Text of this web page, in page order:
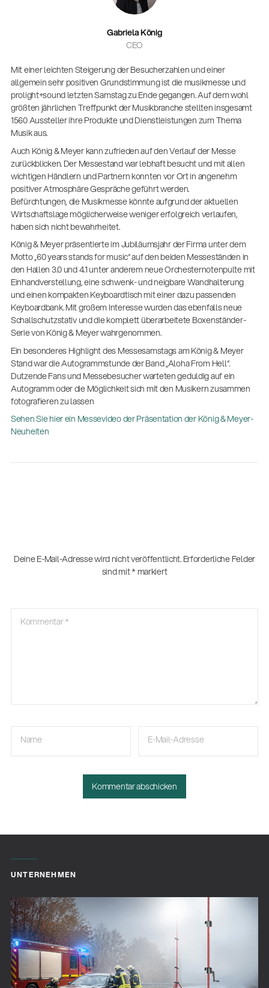
14766-000-55
Akustikgitarren-Spielständer
Gabriela König
CEO
Mit einer leichten Steigerung der Besucherzahlen und einer
allgemein sehr positiven Grundstimmung ist die musikmesse und
prolight+sound letzten Samstag zu Ende gegangen. Auf dem wohl
größten jährlichen Treffpunkt der Musikbranche stellten insgesamt
1560 Aussteller ihre Produkte und Dienstleistungen zum Thema
Musik aus.
Auch König & Meyer kann zufrieden auf den Verlauf der Messe
zurückblicken. Der Messestand war lebhaft besucht und mit allen
wichtigen Händlern und Partnern konnten vor Ort in angenehm
positiver Atmosphäre Gespräche geführt werden.
Befürchtungen, die Musikmesse könnte aufgrund der aktuellen
Wirtschaftslage möglicherweise weniger erfolgreich verlaufen,
haben sich nicht bewahrheitet.
König & Meyer präsentierte im Jubiläumsjahr der Firma unter dem
Motto „60 years stands for music“ auf den beiden Messeständen in
den Hallen 3.0 und 4.1 unter anderem neue Orchesternotenpulte mit
Einhandverstellung, eine schwenk- und neigbare Wandhalterung
und einen kompakten Keyboardtisch mit einer dazu passenden
Keyboardbank. Mit großem Interesse wurden das ebenfalls neue
Schallschutzstativ und die komplett überarbeitete Boxenständer-
Serie von König & Meyer wahrgenommen.
Ein besonderes Highlight des Messesamstags am König & Meyer
Stand war die Autogrammstunde der Band „Aloha From Hell“.
Dutzende Fans und Messebesucher warteten geduldig auf ein
Autogramm oder die Möglichkeit sich mit den Musikern zusammen
fotografieren zu lassen
Sehen Sie hier ein Messevideo der Präsentation der König & Meyer-
Neuheiten
Deine E-Mail-Adresse wird nicht veröffentlicht. Erforderliche Felder
sind mit* markiert
Kommentar*
Name E-Mail-Adresse
UNTERNEHMEN